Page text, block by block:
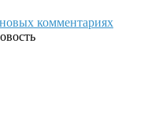
комментариях